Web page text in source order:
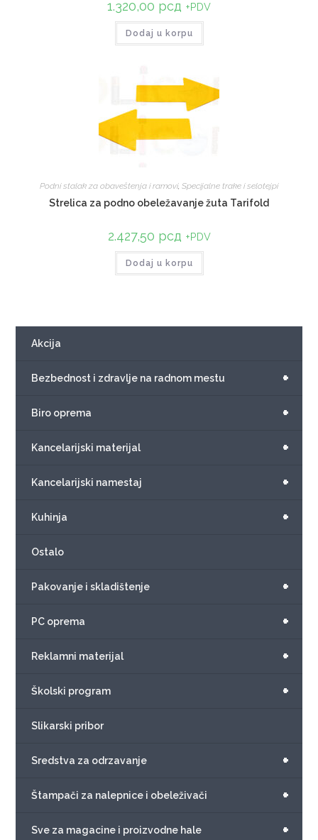
1.320,00 рсд +PDV
Dodaj u korpu
Podni stalak za obaveštenja i ramovi, Specijalne trake i selotejpi
Strelica za podno obeležavanje žuta Tarifold
2.427,50 рсд +PDV
Dodaj u korpu
Akcija
+
Bezbednost i zdravlje na radnom mestu
+
Biro oprema
+
Kancelarijski materijal
+
Kancelarijski namestaj
+
Kuhinja
Ostalo
+
Pakovanje i skladištenje
+
PC oprema
+
Reklamni materijal
+
Školski program
Slikarski pribor
+
Sredstva za odrzavanje
+
Štampači za nalepnice i obeleživači
+
Sve za magacine i proizvodne hale